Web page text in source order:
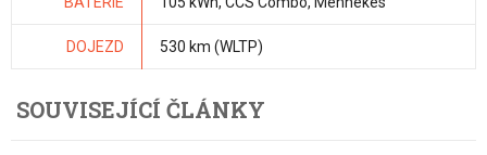
DOJEZD 530 km (WLTP)
SOUVISEJÍCÍ ČLÁNKY